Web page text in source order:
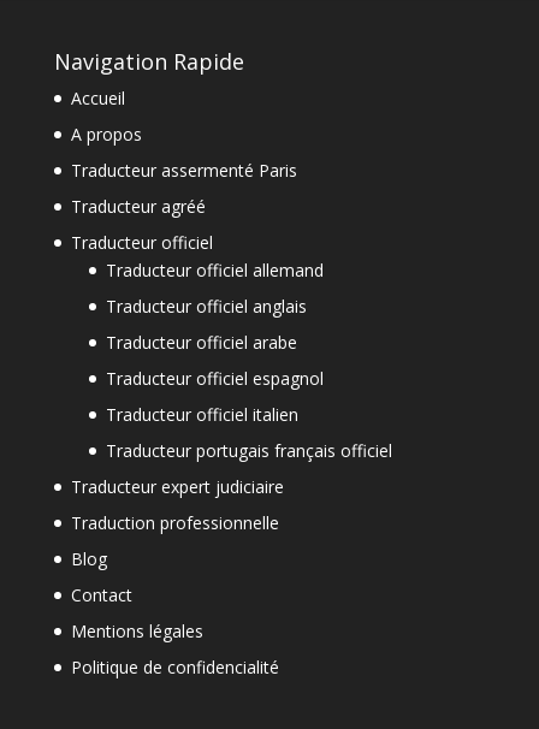
Navigation Rapide
Accueil
A propos
Traducteur assermenté Paris
Traducteur agréé
Traducteur officiel
Traducteur officiel allemand
Traducteur officiel anglais
Traducteur officiel arabe
Traducteur officiel espagnol
Traducteur officiel italien
Traducteur portugais français officiel
Traducteur expert judiciaire
Traduction professionnelle
Blog
Contact
Mentions légales
Politique de confidencialité